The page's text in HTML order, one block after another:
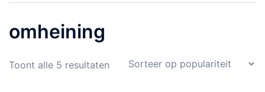
omheining
Toont alle 5 resultaten